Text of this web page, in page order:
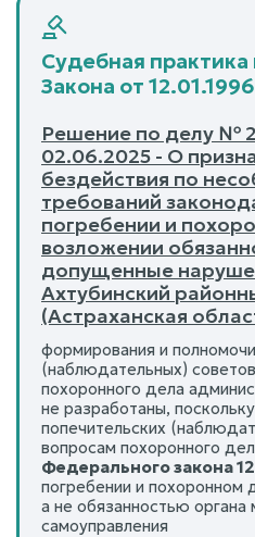
Судебная практика
Закона от
Решение по делу №
02.06.2025 - О
бездействия по
требований
погребении и
возложении
допущенные
Ахтубинский
(Астраханская
формирования и
(наблюдательных)
похоронного дела
не разработаны,
попечительских
вопросам похоронного
Федерального закона
погребении и похоронном
а не обязанностью органа
самоуправления